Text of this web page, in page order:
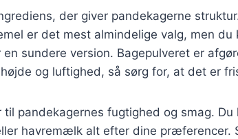
der giver pandekagerne
er det mest almindelige valg, men du
sundere version. Bagepulveret er
og luftighed, så sørg for, at det er
pandekagernes fugtighed og smag. Du
havremælk alt efter dine præferencer.